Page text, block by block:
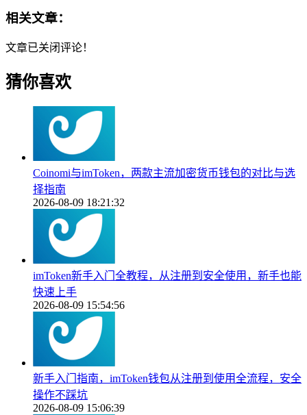
相关文章：
文章已关闭评论！
猜你喜欢
Coinomi与imToken，两款主流加密货币钱包的对比与选
择指南
2026-08-09 18:21:32
imToken新手入门全教程，从注册到安全使用，新手也能
快速上手
2026-08-09 15:54:56
新手入门指南，imToken钱包从注册到使用全流程，安全
操作不踩坑
2026-08-09 15:06:39